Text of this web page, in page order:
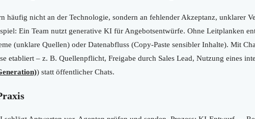
häufig nicht an der Technologie, sondern an fehlender Akzeptanz, unklarer
Ein Team nutzt generative KI für Angebotsentwürfe. Ohne Leitplanken
(unklare Quellen) oder Datenabfluss (Copy-Paste sensibler Inhalte). Mit
etabliert – z. B. Quellenpflicht, Freigabe durch Sales Lead, Nutzung eines
) statt öffentlicher Chats.